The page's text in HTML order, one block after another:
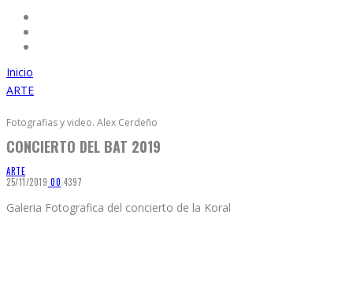
Inicio
ARTE
Fotografias y video. Alex Cerdeño
CONCIERTO DEL BAT 2019
ARTE
25/11/2019 00 4397
Galeria Fotografica del concierto de la Koral